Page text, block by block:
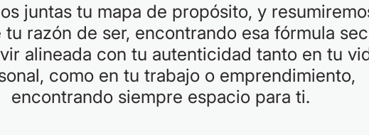
juntas tu mapa de propósito, y
tu razón de ser, encontrando esa fórmula
alineada con tu autenticidad tanto en tu
como en tu trabajo o emprendimiento,
encontrando siempre espacio para ti.